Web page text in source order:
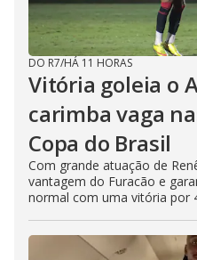
DO R7/HÁ 11 HORAS
Vitória goleia o
carimba vaga
Copa do Brasil
Com grande atuação de
vantagem do Furacão e
normal com uma vitória por